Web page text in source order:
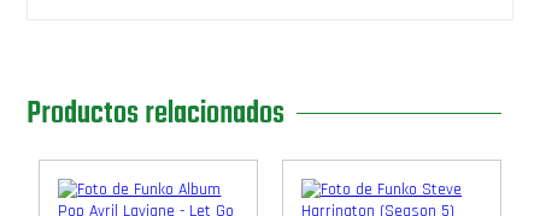
Productos relacionados